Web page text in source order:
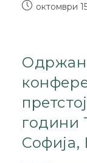
октомври
години
Софија,